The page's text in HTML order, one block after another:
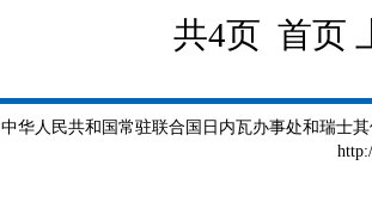
共4页 首页
中华人民共和国常驻联合国日内瓦办事处和瑞士